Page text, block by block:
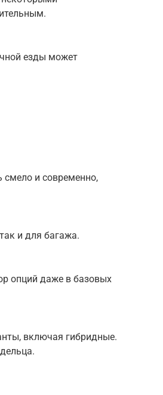
езды может
смело и современно,
и для багажа.
опций даже в базовых
включая гибридные.